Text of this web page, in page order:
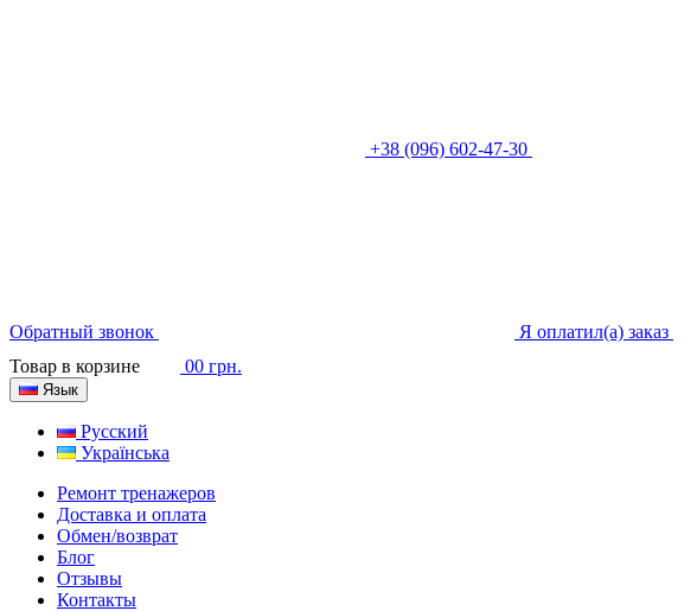
+38 (096) 602-47-30
Обратный звонок
Я оплатил(а) заказ
Товар в корзине
00 грн.
Язык
Русский
Українська
Ремонт тренажеров
Доставка и оплата
Обмен/возврат
Блог
Отзывы
Контакты